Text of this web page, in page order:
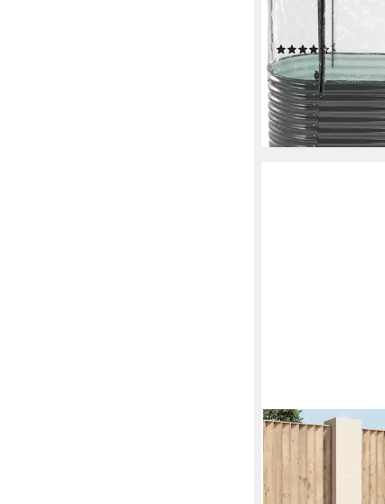
Hochbeet 2-in-1
Anzuchtbeet,
(101)
69,99 € UVP99,99
nur bis Dienstag
-30%
lieferbar - in 4-5